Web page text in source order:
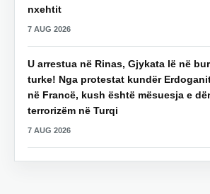
nxehtit
7 AUG 2026
U arrestua në Rinas, Gjykata lë në
turke! Nga protestat kundër
në Francë, kush është mësuesja e
terrorizëm në Turqi
7 AUG 2026